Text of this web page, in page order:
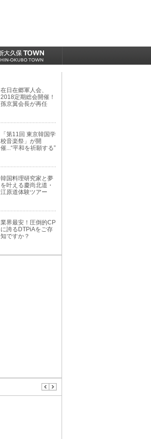
在日在郷軍人会、
2018定期総会開催！
孫京翼会長が再任
「第11回 東京韓国学
校音楽祭」が開
催...“平和を祈願する”
韓国料理研究家と夢
を叶える慶尚北道・
江原道体験ツアー
業界最安！圧倒的CP
に誇るDTPiAをご存
知ですか？